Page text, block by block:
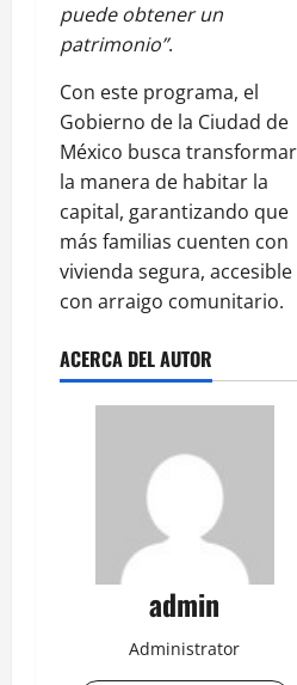
puede obtener un
patrimonio”.
Con este programa, el
Gobierno de la Ciudad de
México busca transformar
la manera de habitar la
capital, garantizando que
más familias cuenten con
vivienda segura, accesible
con arraigo comunitario.
ACERCA DEL AUTOR
admin
Administrator